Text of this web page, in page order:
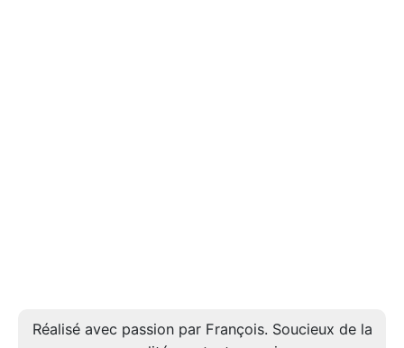
Réalisé avec passion par François. Soucieux de la